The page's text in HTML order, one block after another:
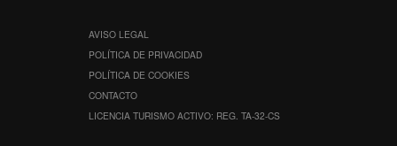
AVISO LEGAL
POLÍTICA DE PRIVACIDAD
POLÍTICA DE COOKIES
CONTACTO
LICENCIA TURISMO ACTIVO: REG. TA-32-CS